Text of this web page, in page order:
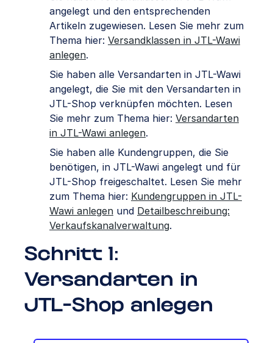
angelegt und den entsprechenden
Artikeln zugewiesen. Lesen Sie mehr zum
Thema hier: Versandklassen in JTL-Wawi
anlegen.
Sie haben alle Versandarten in JTL-Wawi
angelegt, die Sie mit den Versandarten in
JTL-Shop verknüpfen möchten. Lesen
Sie mehr zum Thema hier: Versandarten
in JTL-Wawi anlegen.
Sie haben alle Kundengruppen, die Sie
benötigen, in JTL-Wawi angelegt und für
JTL-Shop freigeschaltet. Lesen Sie mehr
zum Thema hier: Kundengruppen in JTL-
Wawi anlegen und Detailbeschreibung:
Verkaufskanalverwaltung.
Schritt 1:
Versandarten in
JTL-Shop anlegen